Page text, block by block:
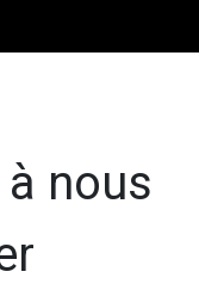
nous